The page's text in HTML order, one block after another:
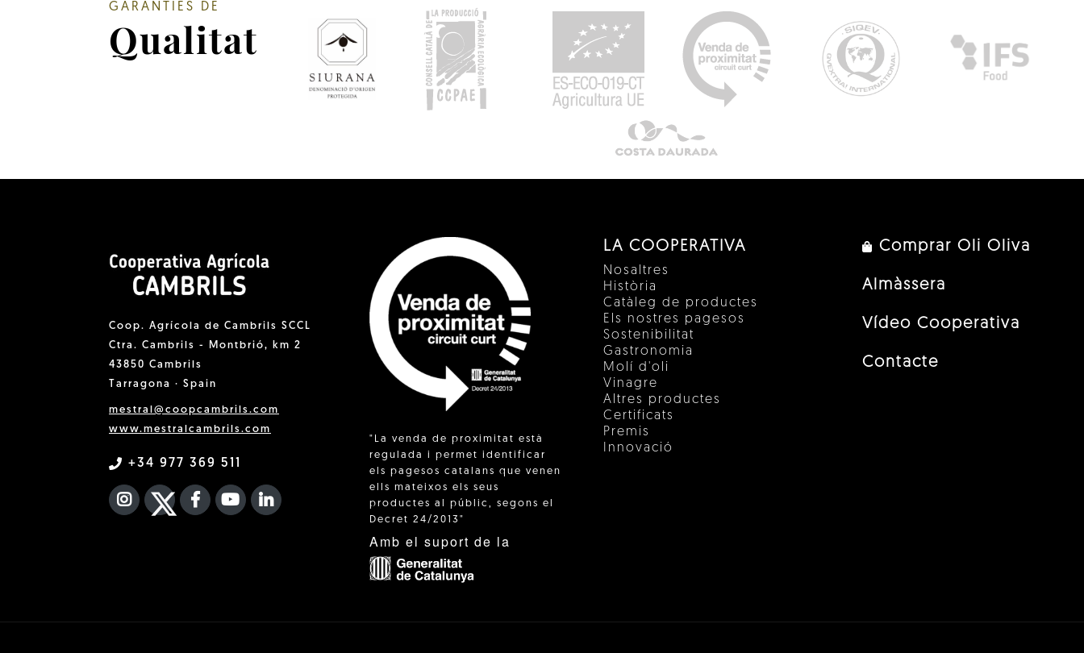
GARANTIES DE
Qualitat
Coop. Agrícola de Cambrils SCCL
Ctra. Cambrils - Montbrió, km 2
43850 Cambrils
Tarragona · Spain
mestral@coopcambrils.com
www.mestralcambrils.com
+34 977 369 511
INSTAGRAM
TWITTER
FACEBOOK F
YOUTUBEFA LINKEDIN IN
"La venda de proximitat està
regulada i permet identificar
els pagesos catalans que venen
ells mateixos els seus
productes al públic, segons el
Decret 24/2013"
Amb el suport de la
LA COOPERATIVA
Nosaltres
Història
Catàleg de productes
Els nostres pagesos
Sostenibilitat
Gastronomia
Molí d'oli
Vinagre
Altres productes
Certificats
Premis
Innovació
Comprar Oli Oliva
Almàssera
Vídeo Cooperativa
Contacte